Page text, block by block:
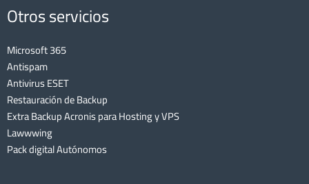
Otros servicios
Microsoft 365
Antispam
Antivirus ESET
Restauración de Backup
Extra Backup Acronis para Hosting y VPS
Lawwwing
Pack digital Autónomos